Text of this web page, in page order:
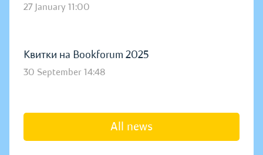
27 January 11:00
Квитки на Bookforum 2025
30 September 14:48
All news